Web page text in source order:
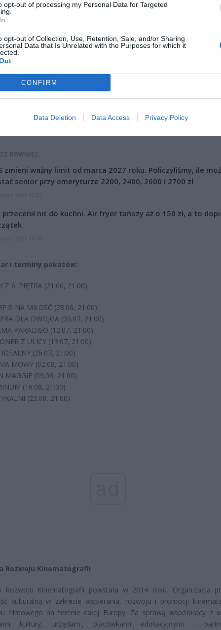
opt-out of processing my Personal Data for Targeted
opt-out of Collection, Use, Retention, Sale, and/or Sharing
Data that Is Unrelated with the Purposes for which it
CONFIRM
Data Deletion Data Access Privacy Policy
RÓWNIEŻ:
zmieni ważny limit od marca 2027 roku. Policzyliśmy, ile
senior przy emeryturze 2200, 2400, 2600 i 2700 zł
przecenił hit do kuchni. Air fryer tańszy aż o 150 zł, a to
i terminy pokazów:
Z 6. PIĘTRA (21.06, 21:00)
NA MIŁOŚĆ (28.06, 21:00)
DLA DWOJGA (05.07, 21:00)
PARADISO (12.07, 21:00)
Z ULICY (19.07, 21:00)
IDEALNY (26.07, 21:00)
MOWY (02.08, 21:00)
MAGGIE (09.08, 21:00)
(16.08, 21:00)
(23.08, 21:00)
Rozwoju Kinematografii
Rozwoju Kinematografii powstała w 2014 roku. Organizacja
kulturalną w zakresie wspierania, rozwoju i promocji
filmowego na terenie całej Europy. Za sprawą współpracy z
kultury, urzędami, placówkami edukacyjnymi i